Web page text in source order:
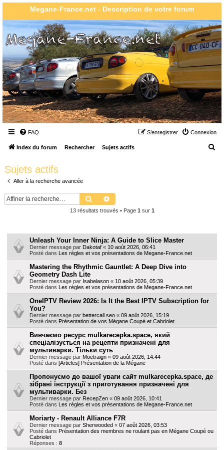
Megane-France.net - Description de votre forum
FAQ Connexion
S’enregistrer
Index du forum Rechercher Sujets actifs
Sujets actifs
Aller à la recherche avancée
Rechercher
13 résultats trouvés • Page 1 sur 1
Unleash Your Inner Ninja: A Guide to Slice Master
Dernier message par Dakotaf « 10 août 2026, 06:41
Posté dans Les règles et vos présentations de Megane-France.net
Mastering the Rhythmic Gauntlet: A Deep Dive into
Geometry Dash Lite
Dernier message par Isabelason « 10 août 2026, 05:39
Posté dans Les règles et vos présentations de Megane-France.net
OneIPTV Review 2026: Is It the Best IPTV Subscription for
You?
Dernier message par bettercall.seo « 09 août 2026, 15:19
Posté dans Présentation de vos Mégane Coupé et Cabriolet
Вивчаємо ресурс mulkarecepka.space, який
спеціалізується на рецепти призначені для
мультиварки. Тільки суть
Dernier message par Moetraign « 09 août 2026, 14:44
Posté dans [Articles] Présentation de la Mégane
Пропонуємо до вашої уваги сайт mulkarecepka.space, де
зібрані інструкції з приготування призначені для
мультиварки. Без
Dernier message par RecepZen « 09 août 2026, 10:41
Posté dans Les règles et vos présentations de Megane-France.net
Moriarty - Renault Alliance F7R
Dernier message par Sherwooded « 07 août 2026, 03:53
Posté dans Présentation des membres ne roulant pas en Mégane Coupé ou
Cabriolet
Réponses : 8